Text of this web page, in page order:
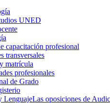
UNED
capacitación profesional
transversales
matrícula
profesionales
de Grado
LenguajeLas oposiciones de